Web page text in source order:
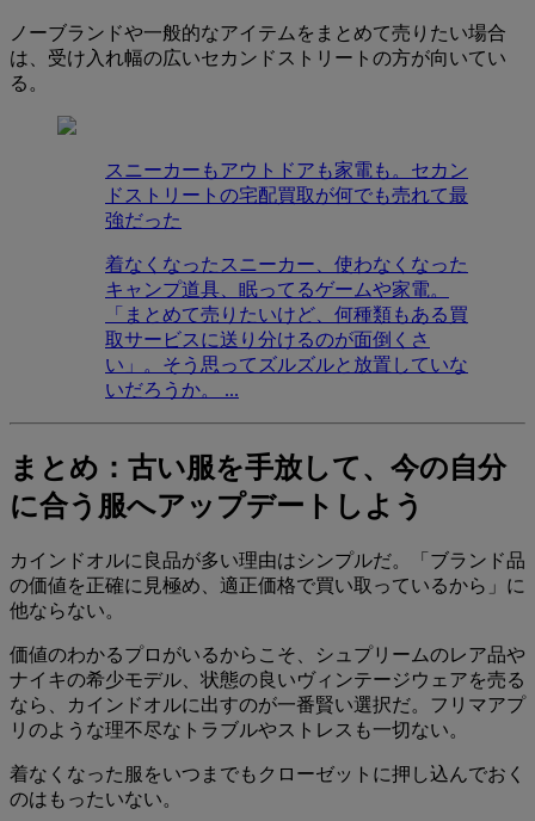
ノーブランドや一般的なアイテムをまとめて売りたい場合
は、受け入れ幅の広いセカンドストリートの方が向いてい
る。
スニーカーもアウトドアも家電も。セカン
ドストリートの宅配買取が何でも売れて最
強だった
着なくなったスニーカー、使わなくなった
キャンプ道具、眠ってるゲームや家電。
「まとめて売りたいけど、何種類もある買
取サービスに送り分けるのが面倒くさ
い」。そう思ってズルズルと放置していな
いだろうか。 ...
まとめ：古い服を手放して、今の自分
に合う服へアップデートしよう
カインドオルに良品が多い理由はシンプルだ。「ブランド品
の価値を正確に見極め、適正価格で買い取っているから」に
他ならない。
価値のわかるプロがいるからこそ、シュプリームのレア品や
ナイキの希少モデル、状態の良いヴィンテージウェアを売る
なら、カインドオルに出すのが一番賢い選択だ。フリマアプ
リのような理不尽なトラブルやストレスも一切ない。
着なくなった服をいつまでもクローゼットに押し込んでおく
のはもったいない。